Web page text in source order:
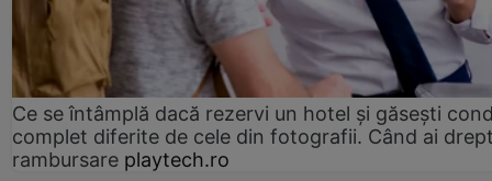
Ce se întâmplă dacă rezervi un hotel și găsești
complet diferite de cele din fotografii. Când ai
rambursare playtech.ro